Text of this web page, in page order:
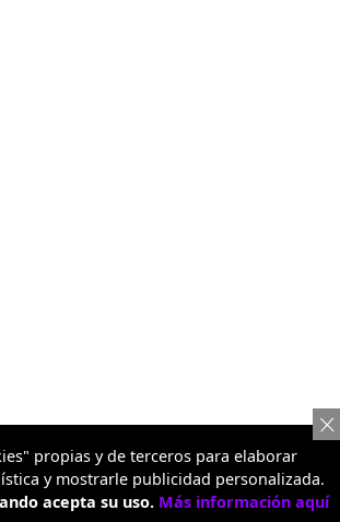
propias y de terceros para elaborar
y mostrarle publicidad personalizada.
acepta su uso. Más información aquí